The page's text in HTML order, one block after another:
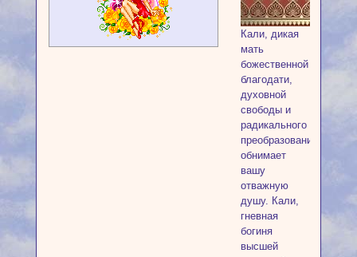
Кали, дикая
мать
божественной
благодати,
духовной
свободы и
радикального
преобразования,
обнимает
вашу
отважную
душу. Кали,
гневная
богиня
высшей